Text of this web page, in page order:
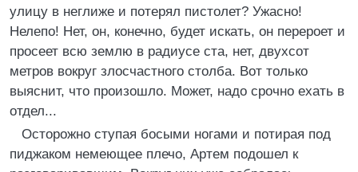
улицу в неглиже и потерял пистолет? Ужасно!
Нелепо! Нет, он, конечно, будет искать, он перероет и
просеет всю землю в радиусе ста, нет, двухсот
метров вокруг злосчастного столба. Вот только
выяснит, что произошло. Может, надо срочно ехать в
отдел...
Осторожно ступая босыми ногами и потирая под
пиджаком немеющее плечо, Артем подошел к